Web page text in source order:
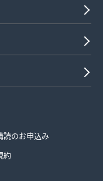
読のお申込み
約